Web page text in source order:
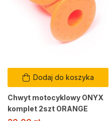
Dodaj do koszyka
Chwyt motocyklowy ONYX
komplet 2szt ORANGE